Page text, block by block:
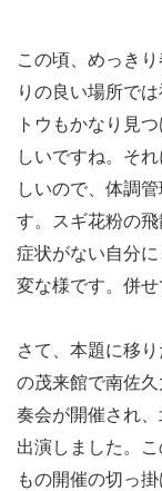
この頃、めっき
りの良い場所で
トウもかなり見
しいですね。そ
しいので、体調
す。スギ花粉の
症状がない自分
変な様です。併せ
さて、本題に移
の茂来館で南佐
奏会が開催され
出演しました。
もの開催の切っ